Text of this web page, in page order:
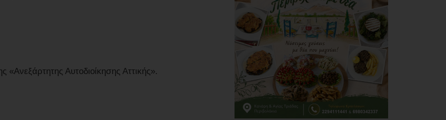
Αυτοδιοίκησης Αττικής».